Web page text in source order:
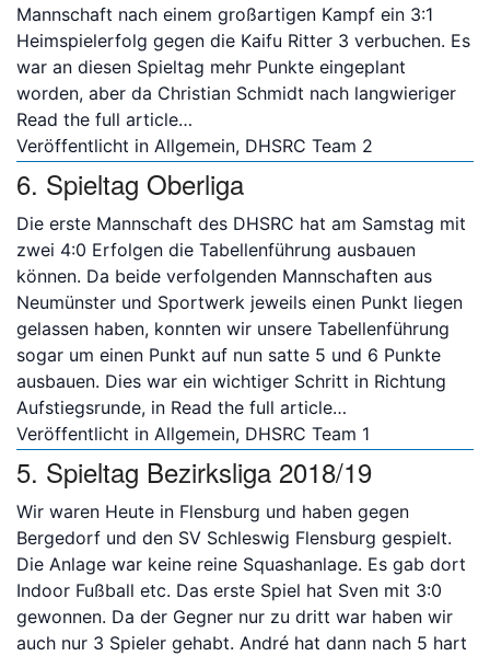
Mannschaft nach einem großartigen Kampf ein 3:1
Heimspielerfolg gegen die Kaifu Ritter 3 verbuchen. Es
war an diesen Spieltag mehr Punkte eingeplant
worden, aber da Christian Schmidt nach langwieriger
Read the full article…
Veröffentlicht in Allgemein, DHSRC Team 2
6. Spieltag Oberliga
Die erste Mannschaft des DHSRC hat am Samstag mit
zwei 4:0 Erfolgen die Tabellenführung ausbauen
können. Da beide verfolgenden Mannschaften aus
Neumünster und Sportwerk jeweils einen Punkt liegen
gelassen haben, konnten wir unsere Tabellenführung
sogar um einen Punkt auf nun satte 5 und 6 Punkte
ausbauen. Dies war ein wichtiger Schritt in Richtung
Aufstiegsrunde, in Read the full article…
Veröffentlicht in Allgemein, DHSRC Team 1
5. Spieltag Bezirksliga 2018/19
Wir waren Heute in Flensburg und haben gegen
Bergedorf und den SV Schleswig Flensburg gespielt.
Die Anlage war keine reine Squashanlage. Es gab dort
Indoor Fußball etc. Das erste Spiel hat Sven mit 3:0
gewonnen. Da der Gegner nur zu dritt war haben wir
auch nur 3 Spieler gehabt. André hat dann nach 5 hart